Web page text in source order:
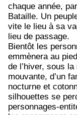
chaque année,
Bataille. Un
vite le lieu à sa
lieu de passage.
Bientôt les
emmènera au
de l’hiver, sous
mouvante, d’un
nocturne et
silhouettes se
personnages-